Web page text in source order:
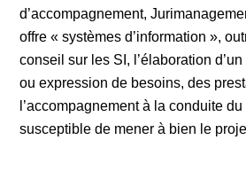
d’accompagnement,
offre « systèmes d’information »,
conseil sur les SI, l’élaboration
ou expression de besoins, des
l’accompagnement à la conduite
susceptible de mener à bien le